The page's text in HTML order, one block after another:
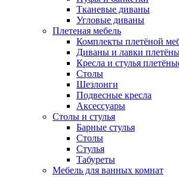
Тканевые диваны
Угловые диваны
Плетеная мебель
Комплекты плетёной
Диваны и лавки
Кресла и стулья
Столы
Шезлонги
Подвесные кресла
Аксессуары
Столы и стулья
Барные стулья
Столы
Стулья
Табуреты
Мебель для ванных комнат